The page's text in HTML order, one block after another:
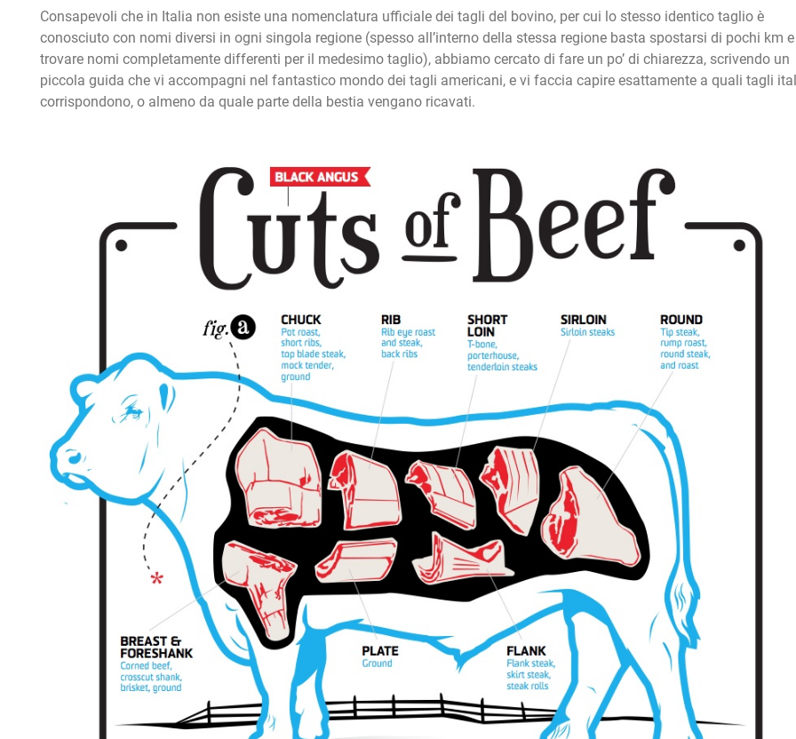
Consapevoli che in Italia non esiste una nomenclatura ufficiale dei tagli del bovino, per cui lo stesso identico taglio è
conosciuto con nomi diversi in ogni singola regione (spesso all’interno della stessa regione basta spostarsi di pochi km e
trovare nomi completamente differenti per il medesimo taglio), abbiamo cercato di fare un po’ di chiarezza, scrivendo un
piccola guida che vi accompagni nel fantastico mondo dei tagli americani, e vi faccia capire esattamente a quali tagli
corrispondono, o almeno da quale parte della bestia vengano ricavati.